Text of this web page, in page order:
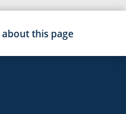
this page